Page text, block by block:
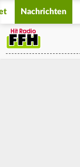
Nachrichten